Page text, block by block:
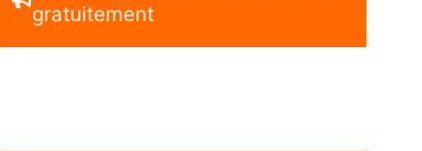
gratuitement